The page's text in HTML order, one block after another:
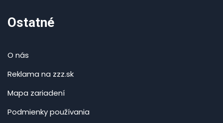
Ostatné
O nás
Reklama na zzz.sk
Mapa zariadení
Podmienky používania